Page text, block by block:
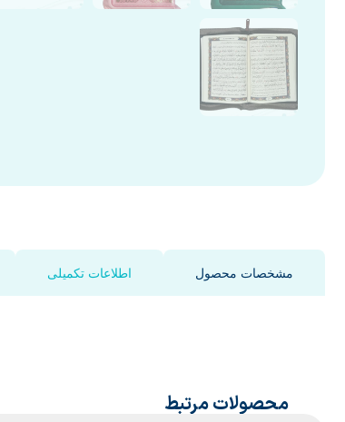
مشخصات محصول اطلاعات تکمیلی
محصولات مرتبط